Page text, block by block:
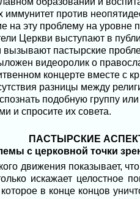
иммунитет против
на эту проблему на
Церкви выступают в
вызывают пастырские
видеоролик о
концерте вместе с
разницы между
подобную группу
и спросите их совета.
ПАСТЫРСКИЕ
с церковной точки
движения показывает,
искажает целостное
в конце концов